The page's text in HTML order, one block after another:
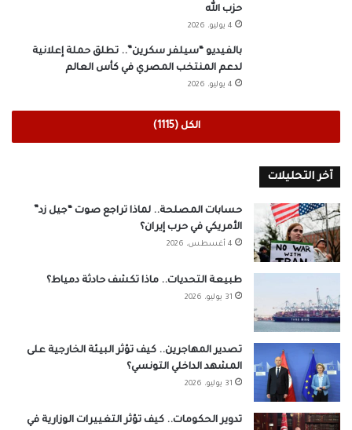
حزب الله
4 يوليو، 2026
بالفيديو “سيلفر سكرين”.. تطلق حملة إعلانية
لدعم المنتخب المصري في كأس العالم
4 يوليو، 2026
الكل (1115)
آخر التحليلات
حسابات المصلحة.. لماذا تراجع صوت “جيل زد”
الأمريكي في حرب إيران؟
4 أغسطس، 2026
طبيعة التحديات.. ماذا تكشف حادثة دمياط؟
31 يوليو، 2026
تصدير المهاجرين.. كيف تؤثر البيئة الخارجية على
المشهد الداخلي التونسي؟
31 يوليو، 2026
تدوير الحكومات.. كيف تؤثر التغييرات الوزارية في